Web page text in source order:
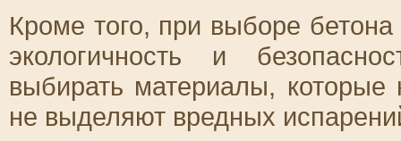
Кроме того, при выборе
экологичность и
выбирать материалы,
не выделяют вредных